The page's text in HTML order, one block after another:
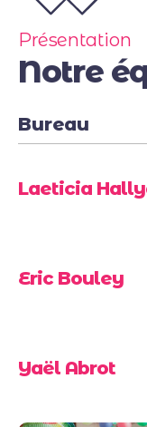
Présentation
Notre
Bureau
Laeticia
Eric Bouley
Yaël Abrot